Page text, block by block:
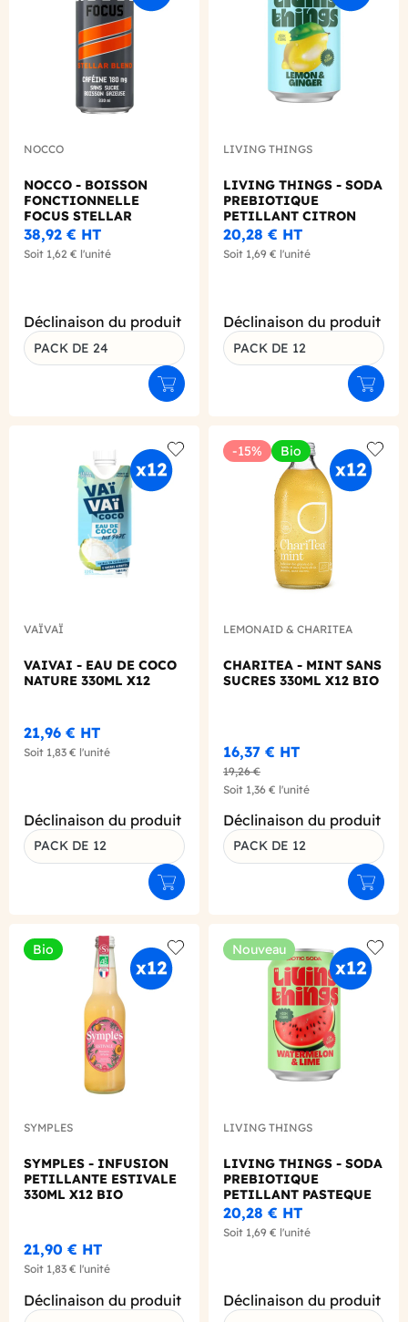
NOCCO
NOCCO - BOISSON
FONCTIONNELLE
FOCUS STELLAR
CANETTE 330ML X24
38,92 € HT
Soit 1,62 € l'unité
Déclinaison du produit
PACK DE 24
Ajouter au panier
LIVING THINGS
LIVING THINGS - SODA
PREBIOTIQUE
PETILLANT CITRON
GINGEMBRE 330ML X12
20,28 € HT
Soit 1,69 € l'unité
Déclinaison du produit
PACK DE 12
Add to wishlist
VAÏVAÏ
VAIVAI - EAU DE COCO
NATURE 330ML X12
21,96 € HT
Soit 1,83 € l'unité
Déclinaison du produit
PACK DE 12
Ajouter au panier
-15% Bio
Add
LEMONAID & CHARITEA
CHARITEA - MINT SANS
SUCRES 330ML X12 BIO
16,37 € HT
19,26 €
Soit 1,36 € l'unité
Déclinaison du produit
PACK DE 12
Bio
Add to wishlist
SYMPLES
SYMPLES - INFUSION
PETILLANTE ESTIVALE
330ML X12 BIO
21,90 € HT
Soit 1,83 € l'unité
Déclinaison du produit
Nouveau
Add
LIVING THINGS
LIVING THINGS - SODA
PREBIOTIQUE
PETILLANT PASTEQUE
CITRON VERT 330ML
X12
20,28 € HT
Soit 1,69 € l'unité
Déclinaison du produit